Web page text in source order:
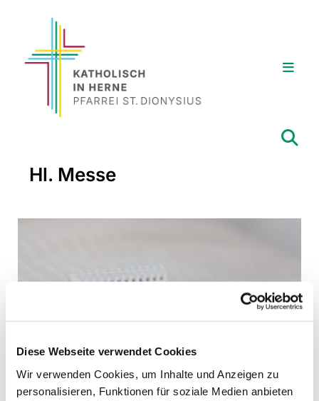
Diese Webseite verwendet Cookies
Wir verwenden Cookies, um Inhalte und Anzeigen zu
personalisieren, Funktionen für soziale Medien anbieten
Hl. Messe